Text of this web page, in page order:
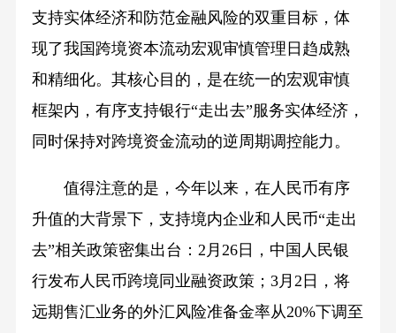
支持实体经济和防范金融风险的双重目标，体
现了我国跨境资本流动宏观审慎管理日趋成熟
和精细化。其核心目的，是在统一的宏观审慎
框架内，有序支持银行“走出去”服务实体经济，
同时保持对跨境资金流动的逆周期调控能力。
值得注意的是，今年以来，在人民币有序
升值的大背景下，支持境内企业和人民币“走出
去”相关政策密集出台：2月26日，中国人民银
行发布人民币跨境同业融资政策；3月2日，将
远期售汇业务的外汇风险准备金率从20%下调至